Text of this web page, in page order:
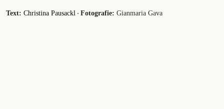
Text: Christina Pausackl · Fotografie: Gianmaria Gava